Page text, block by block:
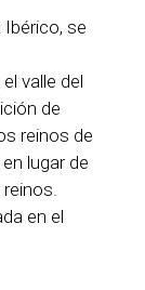
se
valle del
de
reinos de
lugar de
en el